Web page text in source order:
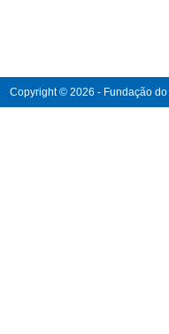
Copyright © 2026 - Fundação do